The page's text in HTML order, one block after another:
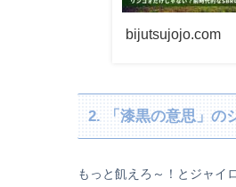
bijutsujojo.com
2. 「漆黒の意思」の
もっと飢えろ～！とジャイ